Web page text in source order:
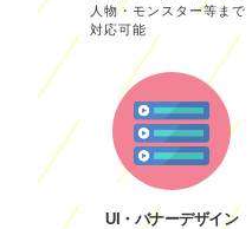
人物・モンスター等まで
対応可能
UI・バナーデザイン